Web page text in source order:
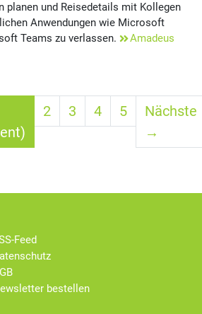
planen und Reisedetails mit Kollegen
Anwendungen wie Microsoft
Teams zu verlassen.
Amadeus
2 3 4 5
Nächste
→
Feed
bestellen